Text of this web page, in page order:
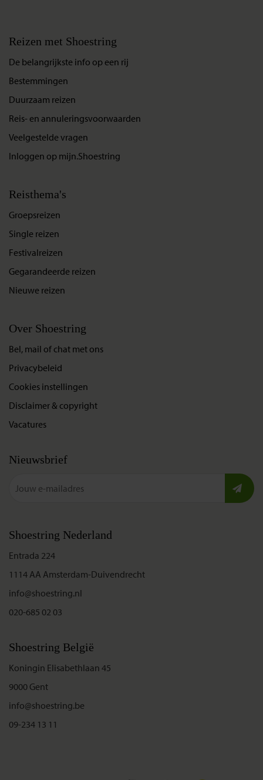
Reizen met Shoestring
De belangrijkste info op een rij
Bestemmingen
Duurzaam reizen
Reis- en annuleringsvoorwaarden
Veelgestelde vragen
Inloggen op mijn.Shoestring
Reisthema's
Groepsreizen
Single reizen
Festivalreizen
Gegarandeerde reizen
Nieuwe reizen
Over Shoestring
Bel, mail of chat met ons
Privacybeleid
Cookies instellingen
Disclaimer & copyright
Vacatures
Nieuwsbrief
Shoestring Nederland
Entrada 224
1114 AA Amsterdam-Duivendrecht
info@shoestring.nl
020-685 02 03
Shoestring België
Koningin Elisabethlaan 45
9000 Gent
info@shoestring.be
09-234 13 11